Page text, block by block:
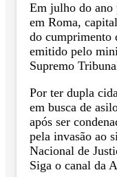
Em julho do ano
em Roma,
do cumprimento
emitido pelo
Supremo
Por ter dupla
em busca de
após ser
pela invasão ao
Nacional de
Siga o canal da